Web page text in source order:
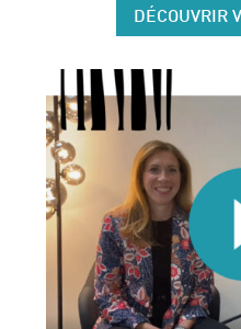
DÉCOUVRIR